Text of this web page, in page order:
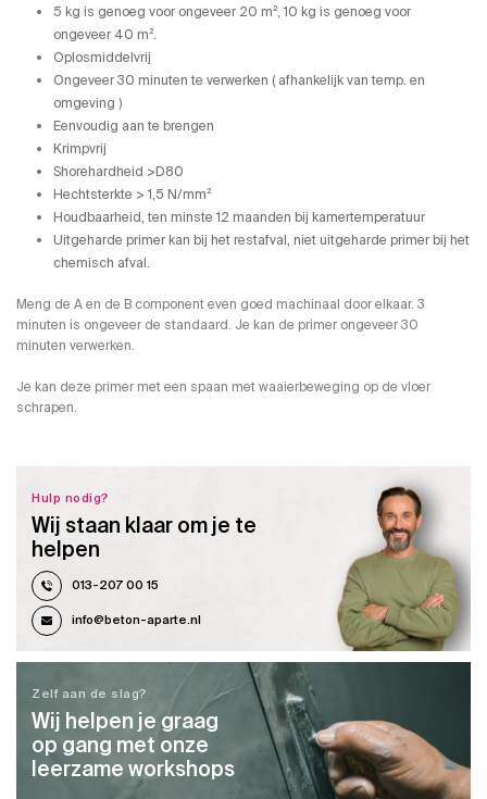
5 kg is genoeg voor ongeveer 20 m², 10 kg is genoeg voor
ongeveer 40 m².
Oplosmiddelvrij
Ongeveer 30 minuten te verwerken ( afhankelijk van temp. en
omgeving )
Eenvoudig aan te brengen
Krimpvrij
Shorehardheid >D80
Hechtsterkte > 1,5 N/mm²
Houdbaarheid, ten minste 12 maanden bij kamertemperatuur
Uitgeharde primer kan bij het restafval, niet uitgeharde primer bij het
chemisch afval.
Meng de A en de B component even goed machinaal door elkaar. 3
minuten is ongeveer de standaard. Je kan de primer ongeveer 30
minuten verwerken.
Je kan deze primer met een spaan met waaierbeweging op de vloer
schrapen.
Hulp nodig?
Wij staan klaar om je te
helpen
013-207 00 15
info@beton-aparte.nl
Zelf aan de slag?
Wij helpen je graag
op gang met onze
leerzame workshops